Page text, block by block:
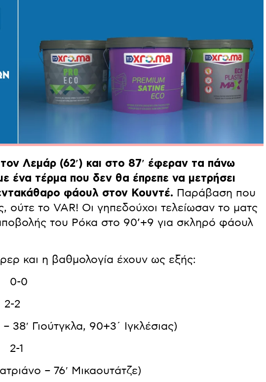
Λεμάρ (62′) και στο 87′ έφεραν τα πάνω
ένα τέρμα που δεν θα έπρεπε να μετρήσει
φάουλ στον Κουντέ. Παράβαση που
ούτε το VAR! Οι γηπεδούχοι τελείωσαν το ματς
του Ρόκα στο 90’+9 για σκληρό φάουλ
και η βαθμολογία έχουν ως εξής:
0-0
2
38′ Γιούτγκλα, 90+3΄ Ιγκλέσιας)
1
– 76′ Μικαουτάτζε)